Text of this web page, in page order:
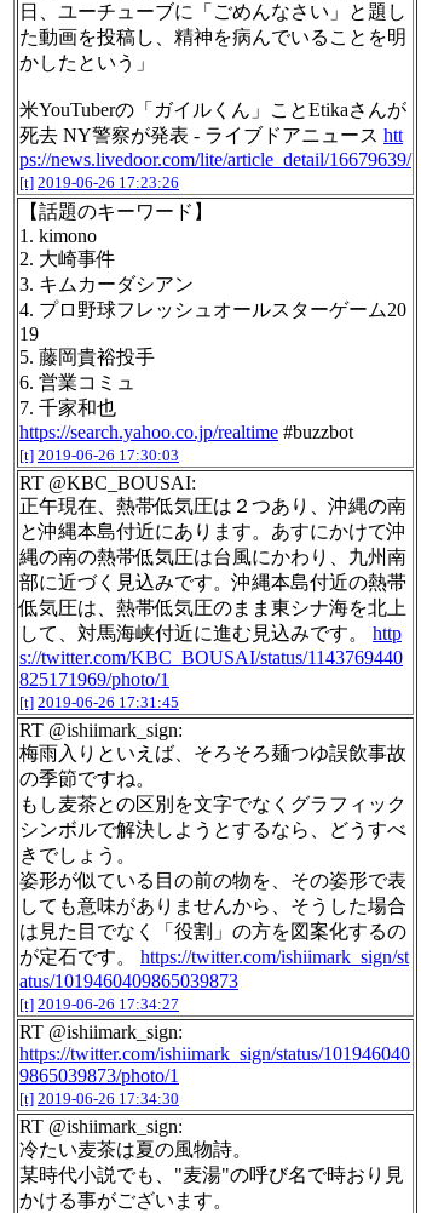
日、ユーチューブに「ごめんなさい」と題し
た動画を投稿し、精神を病んでいることを明
かしたという」
米YouTuberの「ガイルくん」ことEtikaさんが
死去 NY警察が発表 - ライブドアニュース htt
ps://news.livedoor.com/lite/article_detail/16679639/
[t] 2019-06-26 17:23:26
【話題のキーワード】
1. kimono
2. 大崎事件
3. キムカーダシアン
4. プロ野球フレッシュオールスターゲーム20
19
5. 藤岡貴裕投手
6. 営業コミュ
7. 千家和也
https://search.yahoo.co.jp/realtime #buzzbot
[t] 2019-06-26 17:30:03
RT @KBC_BOUSAI:
正午現在、熱帯低気圧は２つあり、沖縄の南
と沖縄本島付近にあります。あすにかけて沖
縄の南の熱帯低気圧は台風にかわり、九州南
部に近づく見込みです。沖縄本島付近の熱帯
低気圧は、熱帯低気圧のまま東シナ海を北上
して、対馬海峡付近に進む見込みです。 http
s://twitter.com/KBC_BOUSAI/status/1143769440
825171969/photo/1
[t] 2019-06-26 17:31:45
RT @ishiimark_sign:
梅雨入りといえば、そろそろ麺つゆ誤飲事故
の季節ですね。
もし麦茶との区別を文字でなくグラフィック
シンボルで解決しようとするなら、どうすべ
きでしょう。
姿形が似ている目の前の物を、その姿形で表
しても意味がありませんから、そうした場合
は見た目でなく「役割」の方を図案化するの
が定石です。 https://twitter.com/ishiimark_sign/st
atus/1019460409865039873
[t] 2019-06-26 17:34:27
RT @ishiimark_sign:
https://twitter.com/ishiimark_sign/status/101946040
9865039873/photo/1
[t] 2019-06-26 17:34:30
RT @ishiimark_sign:
冷たい麦茶は夏の風物詩。
某時代小説でも、"麦湯"の呼び名で時おり見
かける事がございます。